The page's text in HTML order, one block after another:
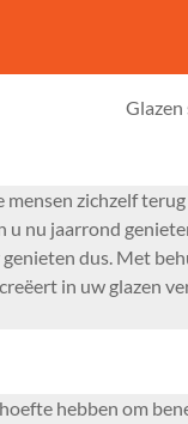
Glazen
zichzelf
nu jaarrond
dus. Met
in uw glazen
hebben om